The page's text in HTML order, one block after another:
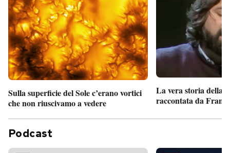
Sulla superficie del Sole c’erano vortici
che non riuscivamo a vedere
La vera storia della
raccontata da
Podcast